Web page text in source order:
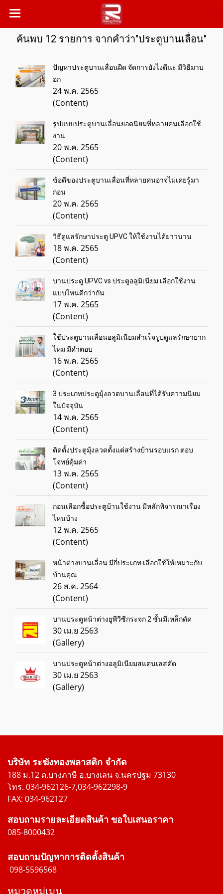
ค้นพบ 12 รายการ จากคำว่า"ประตูบานเลื่อน"
ปัญหาประตูบานเลื่อนฝืด จัดการยังไงดีนะ มีวิธีมาบ
อก
24 พ.ค. 2565
(Content)
รูปแบบประตูบานเลื่อนยอดนิยมที่หลายคนเลือกใช้
งาน
20 พ.ค. 2565
(Content)
ข้อดีของประตูบานเลื่อนที่หลายคนอาจไม่เคยรู้มา
ก่อน
20 พ.ค. 2565
(Content)
วิธีดูแลรักษาประตู UPVC ให้ใช้งานได้ยาวนาน
18 พ.ค. 2565
(Content)
บานประตู UPVC vs ประตูอลูมิเนียม เลือกใช้งาน
แบบไหนดีกว่ากัน
17 พ.ค. 2565
(Content)
ใช้ประตูบานเลื่อนอลูมิเนียมสำเร็จรูปดูแลรักษายาก
ไหม มีคำตอบ
16 พ.ค. 2565
(Content)
3 ประเภทประตูมุ้งลวดบานเลื่อนที่ได้รับความนิยม
ในปัจจุบัน
14 พ.ค. 2565
(Content)
ติดตั้งประตูมุ้งลวดตั้งแต่สร้างบ้านรอบแรก ตอบ
โจทย์คุ้มค่า
13 พ.ค. 2565
(Content)
ก่อนเลือกซื้อประตูบ้านใช้งาน มีหลักพิจารณาเรื่อง
ไหนบ้าง
12 พ.ค. 2565
(Content)
หน้าต่างบานเลื่อน มีกี่ประเภท เลือกใช้ให้เหมาะกับ
บ้านคุณ
26 ส.ค. 2564
(Content)
บานประตูหน้าต่างยูพีวีซีกระจก 2 ชั้นมีเหล็กดัด
30 เม.ย 2563
(Gallery)
บานประตูหน้าต่างอลูมิเนียมสแตนเลสดัด
30 เม.ย 2563
(Gallery)
บริษัท ระฆังทองพลาสติก จำกัด
188 ม.12 ต.บางภาษี อ.บางเลน จ.นครปฐม 73130
โทร. 034-962126-7,034-962298-9
FAX: 034-962127
สอบถามรายละเอียดสินค้า ขอใบเสนอราคา
085-8000432
สอบถามปัญหาการติดตั้งสินค้า
098-5596568
หมวดหมู่เมนู